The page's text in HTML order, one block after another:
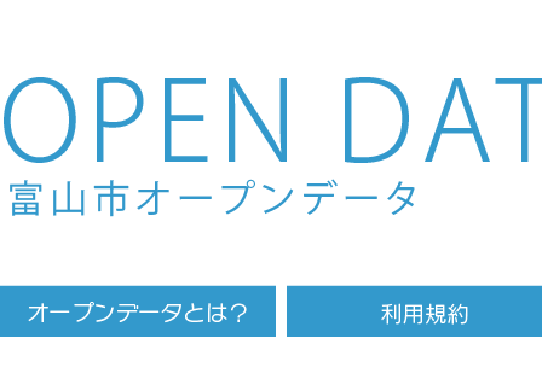
Skip to main content